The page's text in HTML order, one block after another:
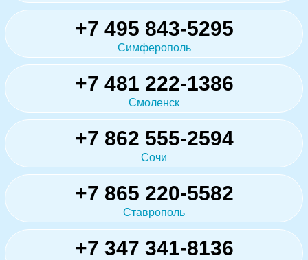
+7 495 843-5295
Симферополь
+7 481 222-1386
Смоленск
+7 862 555-2594
Сочи
+7 865 220-5582
Ставрополь
+7 347 341-8136